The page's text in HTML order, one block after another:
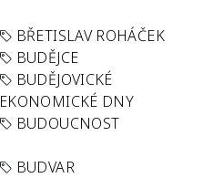
BŘETISLAV ROHÁČEK
BUDĚJCE
BUDĚJOVICKÉ
EKONOMICKÉ DNY
BUDOUCNOST
BUDVAR